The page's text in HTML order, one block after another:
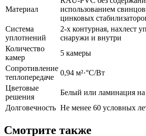
Материал
использованием
цинковых
Система
уплотнений
2-х контурная, нахлест
снаружи и внутри
Количество
камер
5 камеры
Сопротивление
теплопередаче
0,94 м²·°С/Вт
Цветовые
решения
Белый или ламинация
Долговечность Не менее 60 условных
Смотрите также